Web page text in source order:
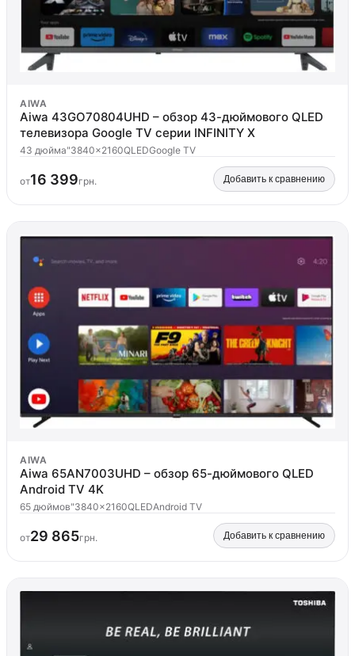
AIWA
Aiwa 43GO70804UHD – обзор 43-дюймового QLED
телевизора Google TV серии INFINITY X
43 дюйма"3840x2160QLEDGoogle TV
от16 399грн. Добавить к сравнению
AIWA
Aiwa 65AN7003UHD – обзор 65-дюймового QLED
Android TV 4K
65 дюймов"3840x2160QLEDAndroid TV
от29 865грн. Добавить к сравнению